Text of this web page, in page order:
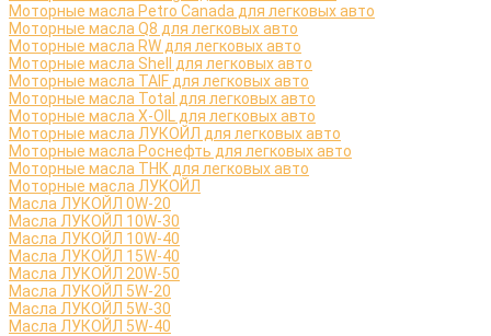
Моторные масла Petro Canada для легковых авто
Моторные масла Q8 для легковых авто
Моторные масла RW для легковых авто
Моторные масла Shell для легковых авто
Моторные масла TAIF для легковых авто
Моторные масла Total для легковых авто
Моторные масла X-OIL для легковых авто
Моторные масла ЛУКОЙЛ для легковых авто
Моторные масла Роснефть для легковых авто
Моторные масла ТНК для легковых авто
Моторные масла ЛУКОЙЛ
Масла ЛУКОЙЛ 0W-20
Масла ЛУКОЙЛ 10W-30
Масла ЛУКОЙЛ 10W-40
Масла ЛУКОЙЛ 15W-40
Масла ЛУКОЙЛ 20W-50
Масла ЛУКОЙЛ 5W-20
Масла ЛУКОЙЛ 5W-30
Масла ЛУКОЙЛ 5W-40